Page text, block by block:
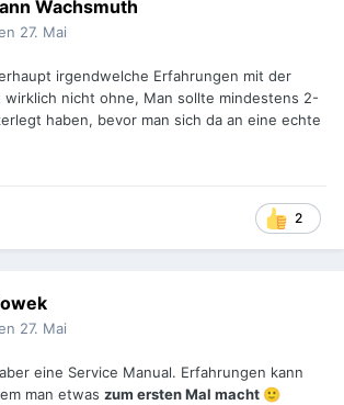
Wachsmuth
27. Mai
irgendwelche Erfahrungen mit der
wirklich nicht ohne, Man sollte mindestens 2-
haben, bevor man sich da an eine echte
2
27. Mai
eine Service Manual. Erfahrungen kann
man etwas zum ersten Mal macht 🙂